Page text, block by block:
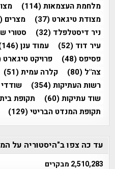
מלחמת העצמאות(114)
מצודת טיגארט (37) מצרים (36)
ניר דיסטלפלד (32) סטורי
עיר דוד (52) עמוד ענן(146)
פסיפס(48) פרויקט טיגארט
צה"ל (80) קלרה עמית(51)
רשות העתיקות(354)
שוד עתיקות(60) תקופת
תקופת המנדט הבריטי(129)
עד כה צפו ב"היסטוריה על
2,510,283 מבקרים